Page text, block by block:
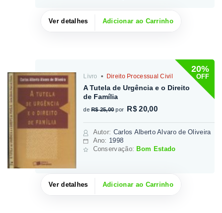
Ver detalhes Adicionar ao Carrinho
20%
OFF
Livro Direito Processual Civil
A Tutela de Urgência e o Direito
de Família
de R$ 25,00 por R$ 20,00
Autor: Carlos Alberto Alvaro de Oliveira
Ano: 1998
Conservação: Bom Estado
Ver detalhes Adicionar ao Carrinho